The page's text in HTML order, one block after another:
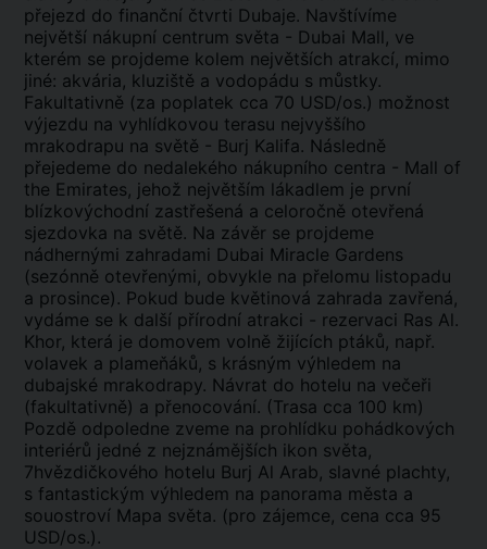
přejezd do finanční čtvrti Dubaje. Navštívíme
největší nákupní centrum světa - Dubai Mall, ve
kterém se projdeme kolem největších atrakcí, mimo
jiné: akvária, kluziště a vodopádu s můstky.
Fakultativně (za poplatek cca 70 USD/os.) možnost
výjezdu na vyhlídkovou terasu nejvyššího
mrakodrapu na světě - Burj Kalifa. Následně
přejedeme do nedalekého nákupního centra - Mall of
the Emirates, jehož největším lákadlem je první
blízkovýchodní zastřešená a celoročně otevřená
sjezdovka na světě. Na závěr se projdeme
nádhernými zahradami Dubai Miracle Gardens
(sezónně otevřenými, obvykle na přelomu listopadu
a prosince). Pokud bude květinová zahrada zavřená,
vydáme se k další přírodní atrakci - rezervaci Ras Al.
Khor, která je domovem volně žijících ptáků, např.
volavek a plameňáků, s krásným výhledem na
dubajské mrakodrapy. Návrat do hotelu na večeři
(fakultativně) a přenocování. (Trasa cca 100 km)
Pozdě odpoledne zveme na prohlídku pohádkových
interiérů jedné z nejznámějších ikon světa,
7hvězdičkového hotelu Burj Al Arab, slavné plachty,
s fantastickým výhledem na panorama města a
souostroví Mapa světa. (pro zájemce, cena cca 95
USD/os.).